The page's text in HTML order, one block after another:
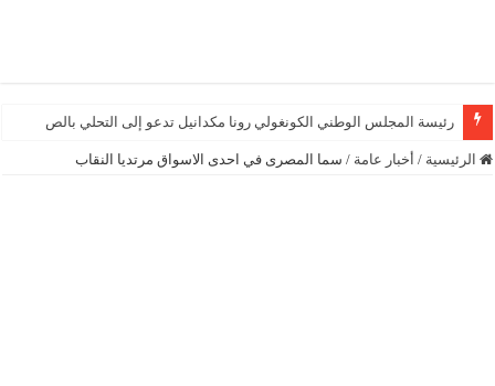
رئيسة المجلس الوطني الكونغولي رونا مكدانيل تدعو إلى التحلي بالصبر حتى يمكن
الرئيسية / أخبار عامة / سما المصرى في احدى الاسواق مرتديا النقاب